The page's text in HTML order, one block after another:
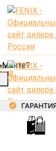
48
Монте?
ГАРАНТИЯ
🛍